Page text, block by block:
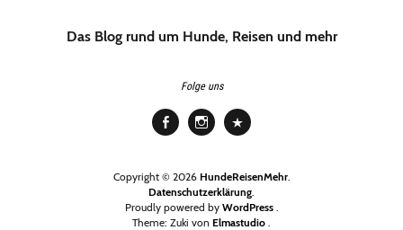
Das Blog rund um Hunde, Reisen und mehr
Folge uns
Copyright © 2026 HundeReisenMehr
Datenschutzerklärung
Proudly powered by WordPress
Theme: Zuki von Elmastudio